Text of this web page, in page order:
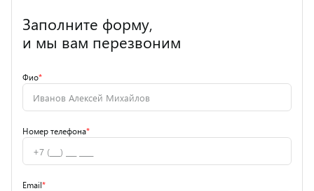
Заполните форму,
и мы вам перезвоним
Фио*
Номер телефона*
Email*